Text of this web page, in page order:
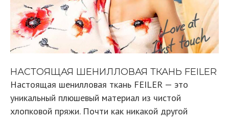
НАСТОЯЩАЯ ШЕНИЛЛОВАЯ ТКАНЬ FEILER
Настоящая шенилловая ткань FEILER — это
уникальный плюшевый материал из чистой
хлопковой пряжи. Почти как никакой другой